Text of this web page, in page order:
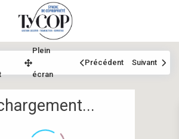
Plein
écran
Précédent Suivant